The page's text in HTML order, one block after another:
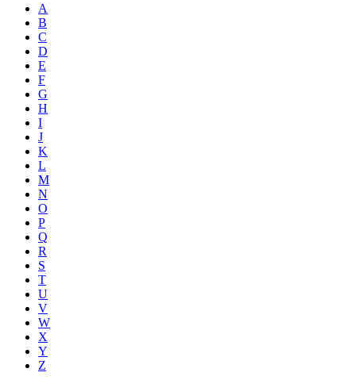
A
B
C
D
E
F
G
H
I
J
K
L
M
N
O
P
Q
R
S
T
U
V
W
X
Y
Z